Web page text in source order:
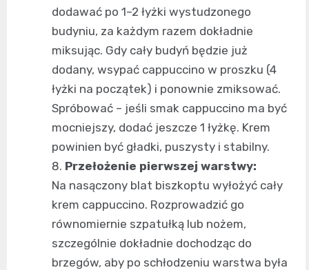
dodawać po 1–2 łyżki wystudzonego
budyniu, za każdym razem dokładnie
miksując. Gdy cały budyń będzie już
dodany, wsypać cappuccino w proszku (4
łyżki na początek) i ponownie zmiksować.
Spróbować – jeśli smak cappuccino ma być
mocniejszy, dodać jeszcze 1 łyżkę. Krem
powinien być gładki, puszysty i stabilny.
Przełożenie pierwszej warstwy:
Na nasączony blat biszkoptu wyłożyć cały
krem cappuccino. Rozprowadzić go
równomiernie szpatułką lub nożem,
szczególnie dokładnie dochodząc do
brzegów, aby po schłodzeniu warstwa była